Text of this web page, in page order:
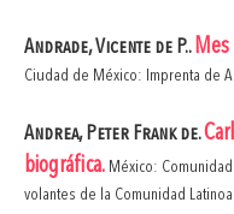
Andrade, Vicente de P..Mes
Ciudad de México: Imprenta de
Andrea, Peter Frank de.
biográfica. México:
volantes de la Comunidad